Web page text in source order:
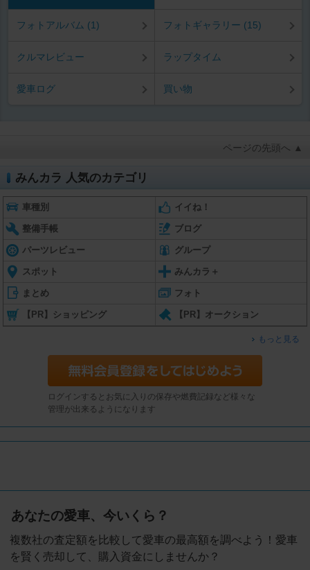
フォトアルバム (1) フォトギャラリー (15)
クルマレビュー ラップタイム
愛車ログ 買い物
ページの先頭へ ▲
みんカラ 人気のカテゴリ
車種別 イイね！
整備手帳 ブログ
パーツレビュー グループ
スポット みんカラ＋
まとめ フォト
【PR】ショッピング 【PR】オークション
もっと見る
ログインするとお気に入りの保存や燃費記録など様々な
管理が出来るようになります
あなたの愛車、今いくら？
複数社の査定額を比較して愛車の最高額を調べよう！愛車
を賢く売却して、購入資金にしませんか？